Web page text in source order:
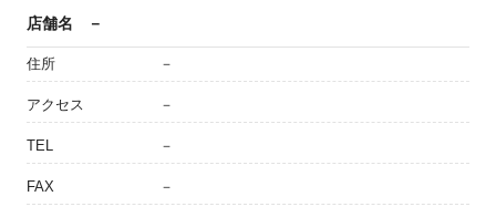
店舗名 －
住所 －
アクセス －
TEL －
FAX －